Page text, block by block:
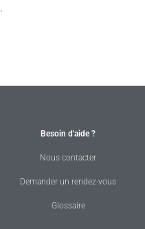
.
Besoin d'aide ?
Nous contacter
Demander un rendez-vous
Glossaire